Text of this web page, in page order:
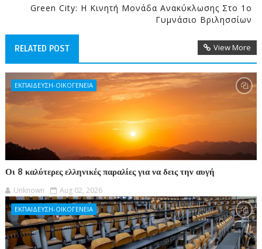
Green City: Η Κινητή Μονάδα Ανακύκλωσης Στο 1ο
Γυμνάσιο Βριλησσίων
RELATED POST View More
ΕΚΠΑΙΔΕΥΣΗ-ΟΙΚΟΓΕΝΕΙΑ
Οι 8 καλύτερες ελληνικές παραλίες για να δεις την αυγή
Unknown Aug 02, 2026
ΕΚΠΑΙΔΕΥΣΗ-ΟΙΚΟΓΕΝΕΙΑ